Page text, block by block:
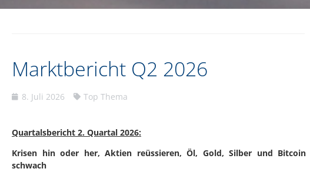
Marktbericht Q2 2026
8. Juli 2026 Top Thema
Quartalsbericht 2. Quartal 2026:
Krisen hin oder her, Aktien reüssieren, Öl, Gold, Silber und Bitcoin
schwach